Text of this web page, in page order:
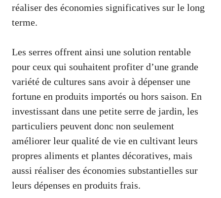
réaliser des économies significatives sur le long
terme.
Les serres offrent ainsi une solution rentable
pour ceux qui souhaitent profiter d’une grande
variété de cultures sans avoir à dépenser une
fortune en produits importés ou hors saison. En
investissant dans une petite serre de jardin, les
particuliers peuvent donc non seulement
améliorer leur qualité de vie en cultivant leurs
propres aliments et plantes décoratives, mais
aussi réaliser des économies substantielles sur
leurs dépenses en produits frais.